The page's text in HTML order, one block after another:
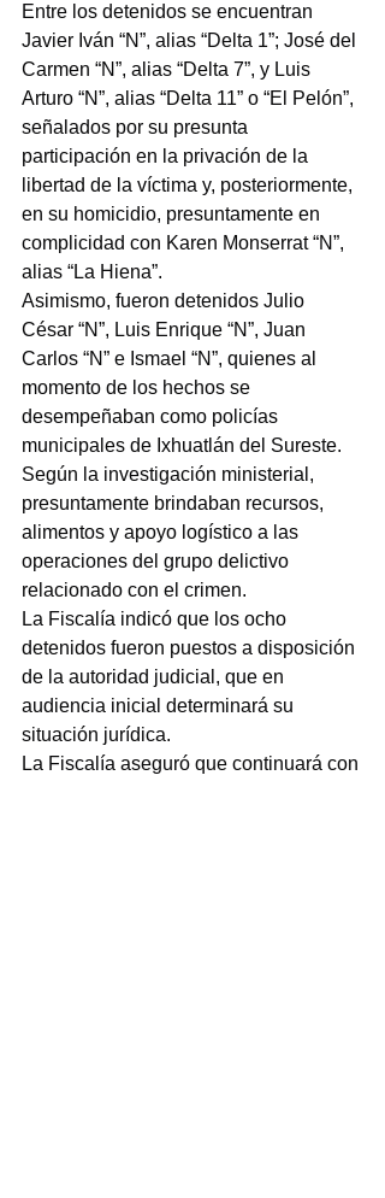
Entre los detenidos se encuentran
Javier Iván “N”, alias “Delta 1”; José del
Carmen “N”, alias “Delta 7”, y Luis
Arturo “N”, alias “Delta 11” o “El Pelón”,
señalados por su presunta
participación en la privación de la
libertad de la víctima y, posteriormente,
en su homicidio, presuntamente en
complicidad con Karen Monserrat “N”,
alias “La Hiena”.
Asimismo, fueron detenidos Julio
César “N”, Luis Enrique “N”, Juan
Carlos “N” e Ismael “N”, quienes al
momento de los hechos se
desempeñaban como policías
municipales de Ixhuatlán del Sureste.
Según la investigación ministerial,
presuntamente brindaban recursos,
alimentos y apoyo logístico a las
operaciones del grupo delictivo
relacionado con el crimen.
La Fiscalía indicó que los ocho
detenidos fueron puestos a disposición
de la autoridad judicial, que en
audiencia inicial determinará su
situación jurídica.
La Fiscalía aseguró que continuará con